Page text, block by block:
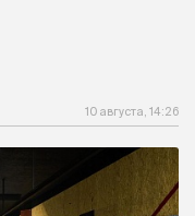
10 августа, 14:26